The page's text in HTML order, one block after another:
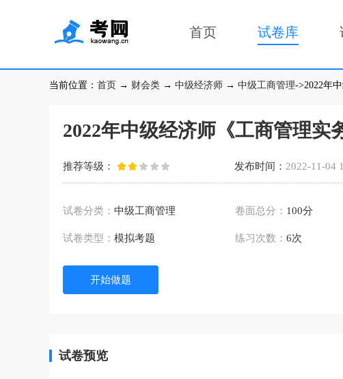
首页 试卷库
当前位置： 首页 → 财会类 → 中级经济师 → 中级工商管理->2022年
2022年中级经济师《工商管理实
推荐等级： 发布时间： 2022-11-04
试卷分类： 中级工商管理 卷面总分： 100分
试卷类型： 模拟考题 练习次数：6次
开始做题
试卷预览